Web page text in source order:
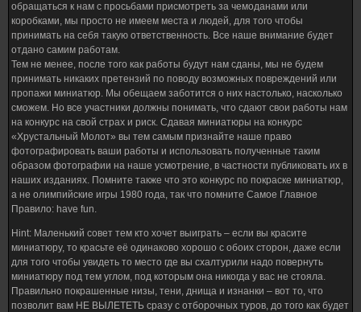
обращаться к нам с просьбами присмотреть за чемоданами или
коробками, мы просто не имеем места и людей, для того чтобы
принимать на себя такую ответственность. Все наше внимание будет
отдано самим работам.
Тем не менее, после того как работы будут нам сданы, мы не будем
принимать никаких претензий по поводу возможных повреждений или
пропажи миниатюр. Мы обещаем заботится о них настолько, насколько
сможем. Но все участники должны понимать, что сдают свои работы нам
на конкурс на свой страх и риск. Сдавая миниатюры на конкурс
«Хрустальный Молот» вы тем самым признайте наше право
фотографировать ваши работы и использовать полученные таким
образом фотографии на наше усмотрение, в частности публиковать их в
наших изданиях. Помните также что это конкурс по покраске миниатюр,
а не олимпийские игры 1980 года, так что помните Самое Главное
Правило: have fun.
Hint: Маленький совет тем кто хочет выиграть – если вы красите
миниатюру, то красьте её одинаково хорошо с обоих сторон, даже если
для того чтобы увидеть то место где вы схалтурили надо повернуть
миниатюру под тем углом, под которым она никогда у вас не стояла.
Правильно покрашенные низы, тени, днища и изнанки – вот то, что
позволит вам НЕ ВЫЛЕТЕТЬ сразу с отборочных туров, до того как будет